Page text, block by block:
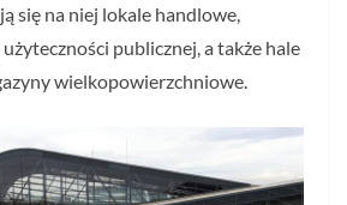
się na niej lokale handlowe,
publicznej, a także hale
wielkopowierzchniowe.